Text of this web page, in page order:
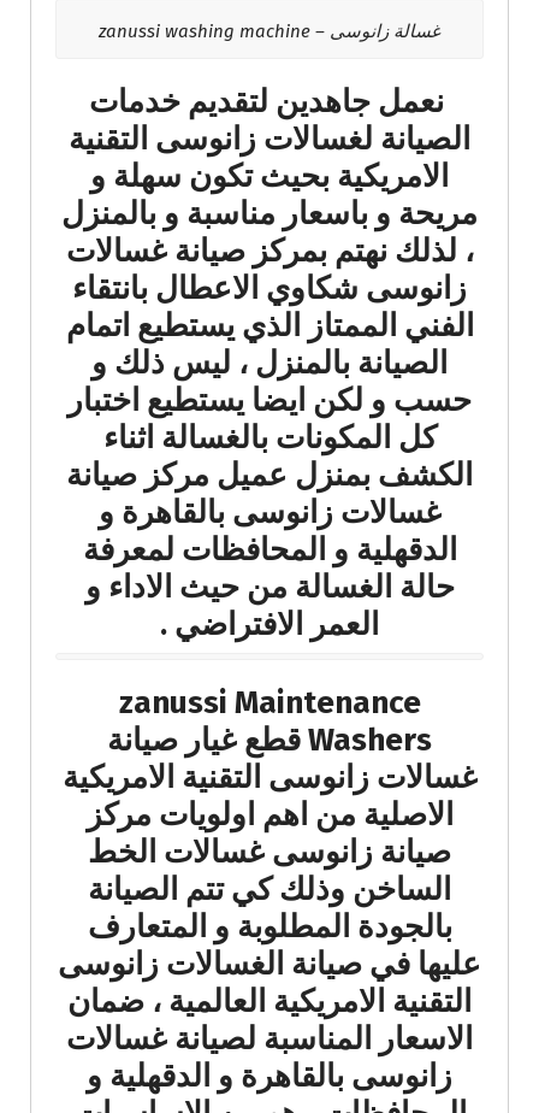
غسالة زانوسى – zanussi washing machine
نعمل جاهدين لتقديم خدمات
الصيانة لغسالات زانوسى التقنية
الامريكية بحيث تكون سهلة و
مريحة و باسعار مناسبة و بالمنزل
، لذلك نهتم بمركز صيانة غسالات
زانوسى شكاوي الاعطال بانتقاء
الفني الممتاز الذي يستطيع اتمام
الصيانة بالمنزل ، ليس ذلك و
حسب و لكن ايضا يستطيع اختبار
كل المكونات بالغسالة اثناء
الكشف بمنزل عميل مركز صيانة
غسالات زانوسى بالقاهرة و
الدقهلية و المحافظات لمعرفة
حالة الغسالة من حيث الاداء و
العمر الافتراضي .
zanussi Maintenance
Washers قطع غيار صيانة
غسالات زانوسى التقنية الامريكية
الاصلية من اهم اولويات مركز
صيانة زانوسى غسالات الخط
الساخن وذلك كي تتم الصيانة
بالجودة المطلوبة و المتعارف
عليها في صيانة الغسالات زانوسى
التقنية الامريكية العالمية ، ضمان
الاسعار المناسبة لصيانة غسالات
زانوسى بالقاهرة و الدقهلية و